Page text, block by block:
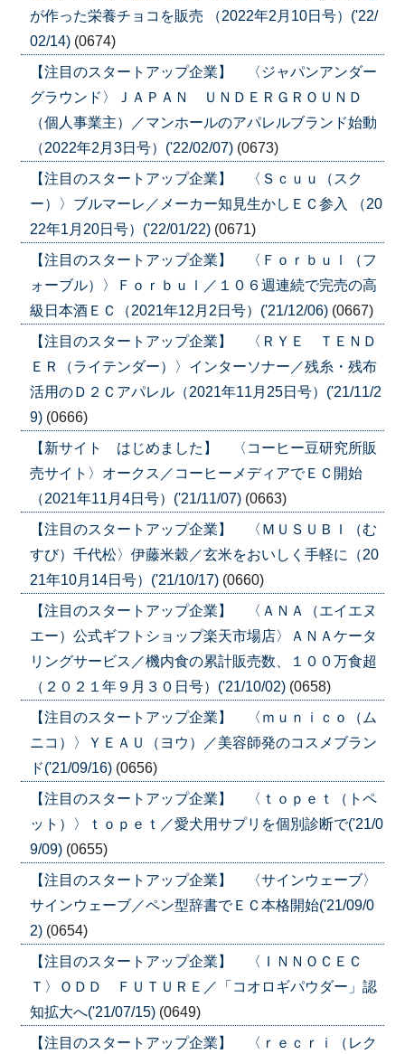
が作った栄養チョコを販売 （2022年2月10日号）('22/
02/14) (0674)
【注目のスタートアップ企業】 〈ジャパンアンダー
グラウンド〉ＪＡＰＡＮ ＵＮＤＥＲＧＲＯＵＮＤ
（個人事業主）／マンホールのアパレルブランド始動
（2022年2月3日号）('22/02/07) (0673)
【注目のスタートアップ企業】 〈Ｓｃｕｕ（スク
ー）〉ブルマーレ／メーカー知見生かしＥＣ参入 （20
22年1月20日号）('22/01/22) (0671)
【注目のスタートアップ企業】 〈Ｆｏｒｂｕｌ（フ
ォーブル）〉Ｆｏｒｂｕｌ／１０６週連続で完売の高
級日本酒ＥＣ（2021年12月2日号）('21/12/06) (0667)
【注目のスタートアップ企業】 〈ＲＹＥ ＴＥＮＤ
ＥＲ（ライテンダー）〉インターソナー／残糸・残布
活用のＤ２Ｃアパレル（2021年11月25日号）('21/11/2
9) (0666)
【新サイト はじめました】 〈コーヒー豆研究所販
売サイト〉オークス／コーヒーメディアでＥＣ開始
（2021年11月4日号）('21/11/07) (0663)
【注目のスタートアップ企業】 〈ＭＵＳＵＢＩ（む
すび）千代松〉伊藤米穀／玄米をおいしく手軽に（20
21年10月14日号）('21/10/17) (0660)
【注目のスタートアップ企業】 〈ＡＮＡ（エイエヌ
エー）公式ギフトショップ楽天市場店〉ＡＮＡケータ
リングサービス／機内食の累計販売数、１００万食超
（２０２１年９月３０日号）('21/10/02) (0658)
【注目のスタートアップ企業】 〈ｍｕｎｉｃｏ（ム
ニコ）〉ＹＥＡＵ（ヨウ）／美容師発のコスメブラン
ド('21/09/16) (0656)
【注目のスタートアップ企業】 〈ｔｏｐｅｔ（トペ
ット）〉ｔｏｐｅｔ／愛犬用サプリを個別診断で('21/0
9/09) (0655)
【注目のスタートアップ企業】 〈サインウェーブ〉
サインウェーブ／ペン型辞書でＥＣ本格開始('21/09/0
2) (0654)
【注目のスタートアップ企業】 〈ＩＮＮＯＣＥＣ
Ｔ〉ＯＤＤ ＦＵＴＵＲＥ／「コオロギパウダー」認
知拡大へ('21/07/15) (0649)
【注目のスタートアップ企業】 〈ｒｅｃｒｉ（レク